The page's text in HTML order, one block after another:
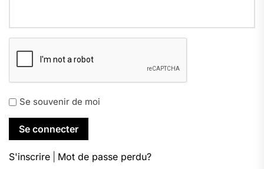
Se souvenir de moi
S'inscrire Mot de passe perdu?